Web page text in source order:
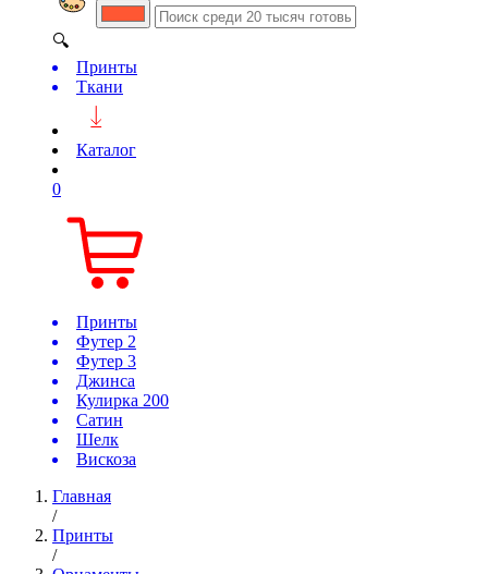
🔍
Принты
Ткани
Каталог
0
Принты
Футер 2
Футер 3
Джинса
Кулирка 200
Сатин
Шелк
Вискоза
Главная
/
Принты
/